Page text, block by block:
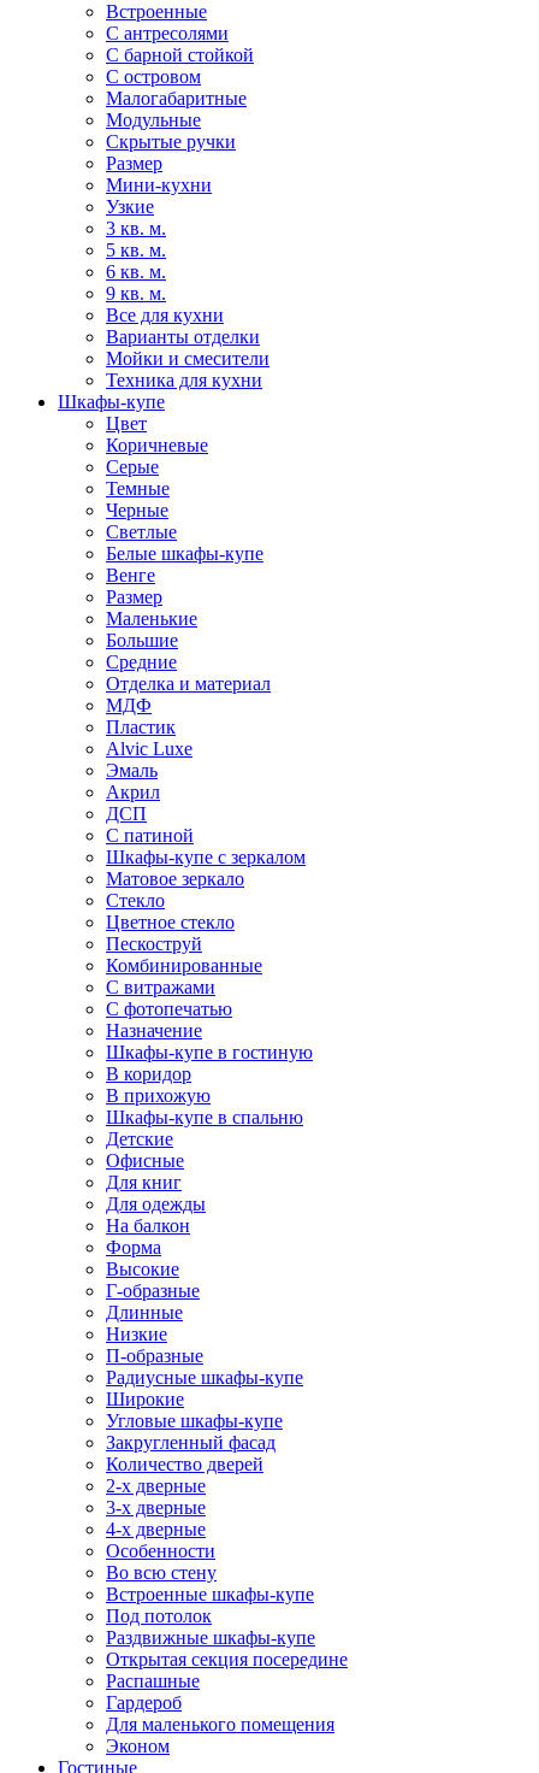
Встроенные
С антресолями
С барной стойкой
С островом
Малогабаритные
Модульные
Скрытые ручки
Размер
Мини-кухни
Узкие
3 кв. м.
5 кв. м.
6 кв. м.
9 кв. м.
Все для кухни
Варианты отделки
Мойки и смесители
Техника для кухни
Шкафы-купе
Цвет
Коричневые
Серые
Темные
Черные
Светлые
Белые шкафы-купе
Венге
Размер
Маленькие
Большие
Средние
Отделка и материал
МДФ
Пластик
Alvic Luxe
Эмаль
Акрил
ДСП
С патиной
Шкафы-купе с зеркалом
Матовое зеркало
Стекло
Цветное стекло
Пескоструй
Комбинированные
С витражами
С фотопечатью
Назначение
Шкафы-купе в гостиную
В коридор
В прихожую
Шкафы-купе в спальню
Детские
Офисные
Для книг
Для одежды
На балкон
Форма
Высокие
Г-образные
Длинные
Низкие
П-образные
Радиусные шкафы-купе
Широкие
Угловые шкафы-купе
Закругленный фасад
Количество дверей
2-х дверные
3-х дверные
4-х дверные
Особенности
Во всю стену
Встроенные шкафы-купе
Под потолок
Раздвижные шкафы-купе
Открытая секция посередине
Распашные
Гардероб
Для маленького помещения
Эконом
Гостиные